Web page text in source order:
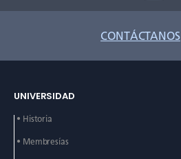
CONTÁCTANOS
UNIVERSIDAD
• Historia
• Membresías